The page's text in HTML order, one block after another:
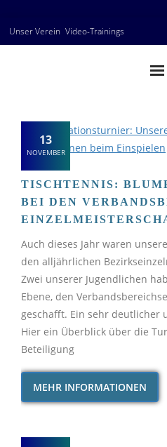
Skip
to
Unser Verein Video-Trainings
TISCHTENNIS:
BEI DEN
13
NOVEMBER
Auch dieses Jahr waren
den alljährlichen
Zwei unserer Jugendlichen
Ebene, den
geschafft. Ein sehr deutlicher
Hier ein Überblick über die
Beteiligung
MEHR INFORMATIONEN